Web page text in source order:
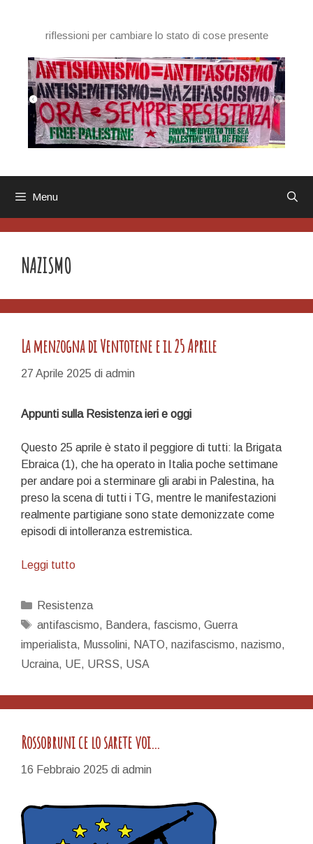
contenutoriflessioni per cambiare lo stato di cose presente
Menu
NAZISMO
La menzogna di Ventotene e il 25 Aprile
27 Aprile 2025 di admin
Appunti sulla Resistenza ieri e oggi
Questo 25 aprile è stato il peggiore di tutti: la Brigata
Ebraica (1), che ha operato in Italia poche settimane
per andare poi a sterminare gli arabi in Palestina, ha
preso la scena di tutti i TG, mentre le manifestazioni
realmente partigiane sono state demonizzate come
episodi di intolleranza estremistica.
Leggi tuttoLa
e
il
25
Categorie
Resistenza
Tag
antifascismo, Bandera, fascismo, Guerra
imperialista, Mussolini, NATO, nazifascismo, nazismo,
Ucraina, UE, URSS, USA
Rossobruni ce lo sarete voi…
16 Febbraio 2025 di admin